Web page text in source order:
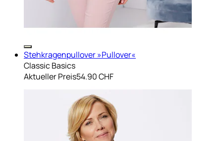
Stehkragenpullover »Pullover«
Classic Basics
Aktueller Preis54.90 CHF